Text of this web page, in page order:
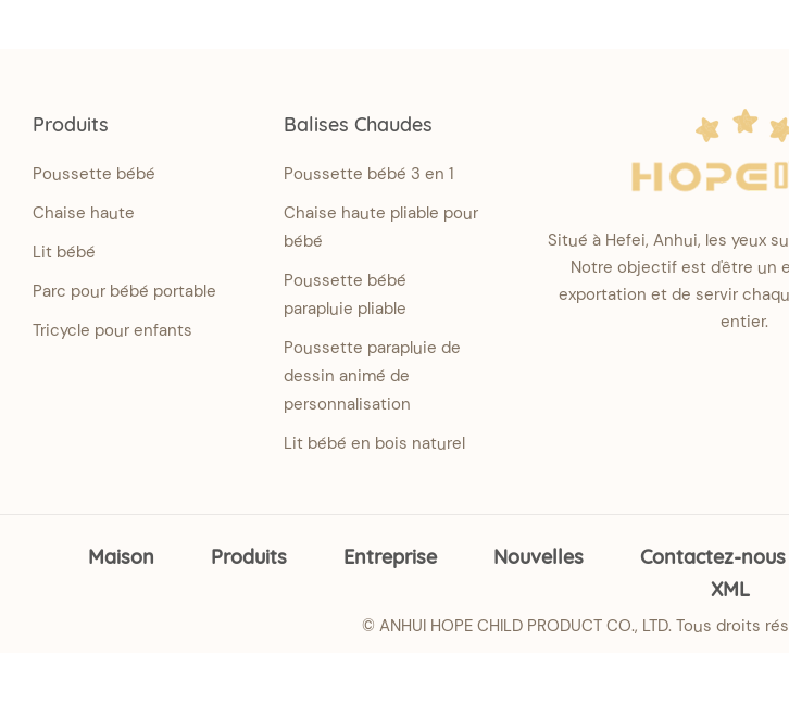
Produits
Poussette bébé
Chaise haute
Lit bébé
Parc pour bébé portable
Tricycle pour enfants
Balises Chaudes
Poussette bébé 3 en 1
Chaise haute pliable pour
bébé
Poussette bébé
parapluie pliable
Poussette parapluie de
dessin animé de
personnalisation
Lit bébé en bois naturel
Situé à Hefei, Anhui, les yeux
Notre objectif est d'être un
exportation et de servir
entier.
Maison Produits Entreprise Nouvelles Contactez-nous
XML
© ANHUI HOPE CHILD PRODUCT CO., LTD. Tous droits